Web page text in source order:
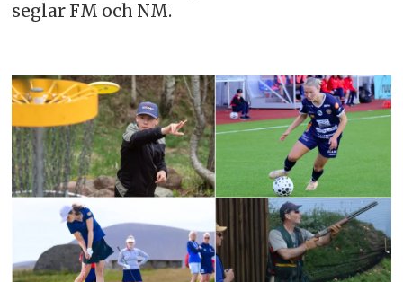
seglar FM och NM.